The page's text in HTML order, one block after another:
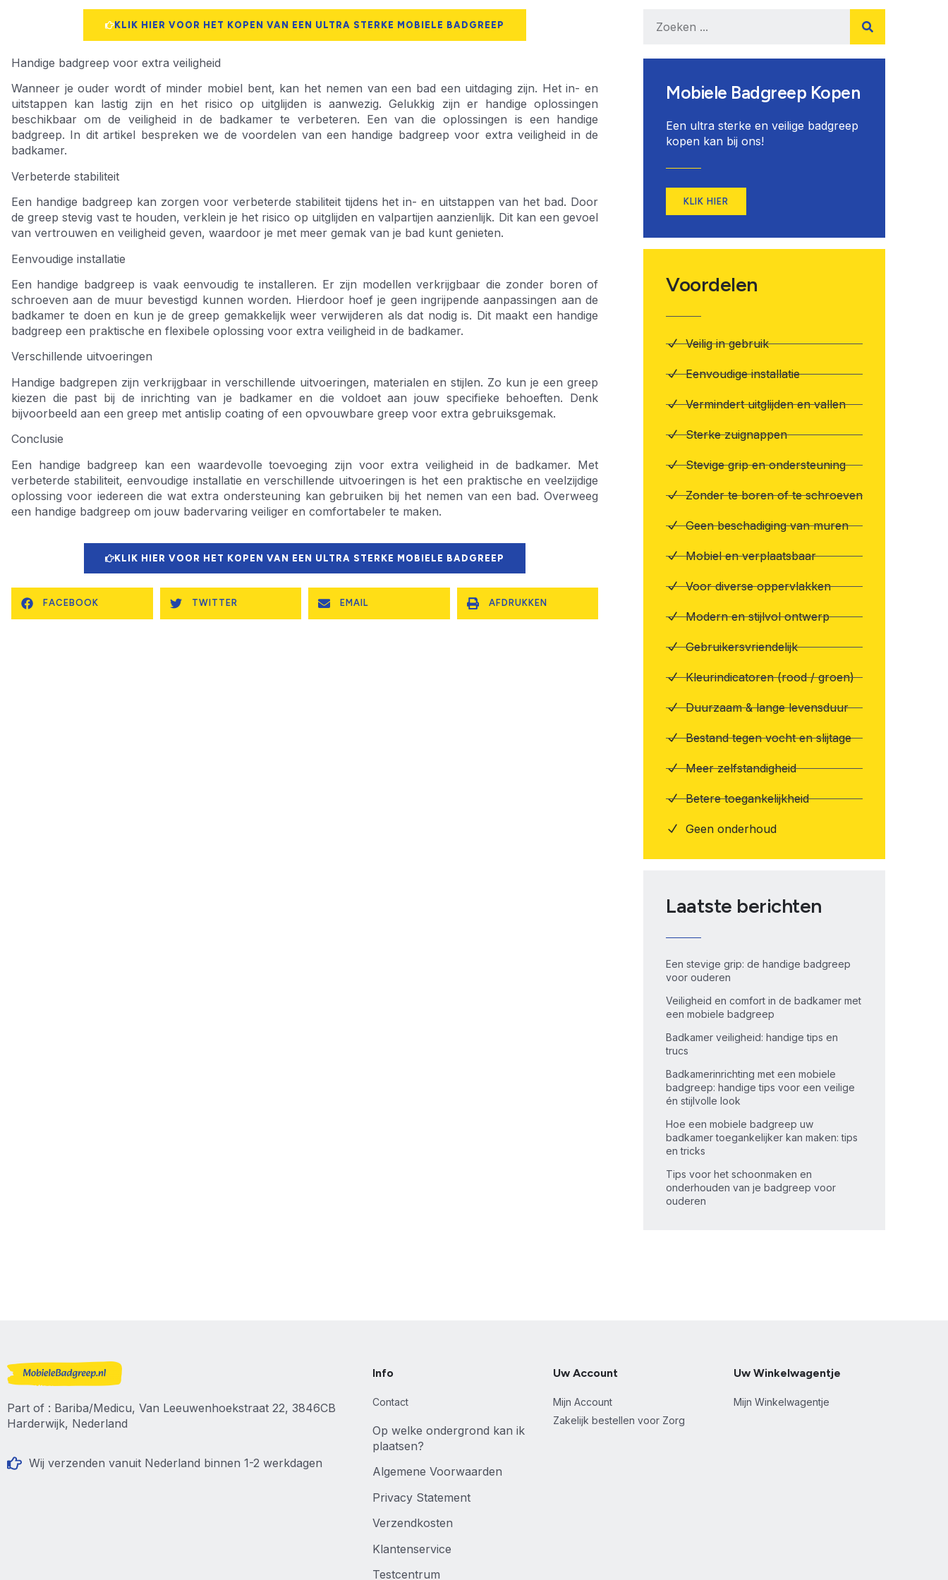
KLIK HIER VOOR HET KOPEN VAN EEN ULTRA STERKE MOBIELE BADGREEP
Handige badgreep voor extra veiligheid
Wanneer je ouder wordt of minder mobiel bent, kan het nemen van een bad een uitdaging zijn. Het in- en
uitstappen kan lastig zijn en het risico op uitglijden is aanwezig. Gelukkig zijn er handige oplossingen
beschikbaar om de veiligheid in de badkamer te verbeteren. Een van die oplossingen is een handige
badgreep. In dit artikel bespreken we de voordelen van een handige badgreep voor extra veiligheid in de
badkamer.
Verbeterde stabiliteit
Een handige badgreep kan zorgen voor verbeterde stabiliteit tijdens het in- en uitstappen van het bad. Door
de greep stevig vast te houden, verklein je het risico op uitglijden en valpartijen aanzienlijk. Dit kan een gevoel
van vertrouwen en veiligheid geven, waardoor je met meer gemak van je bad kunt genieten.
Eenvoudige installatie
Een handige badgreep is vaak eenvoudig te installeren. Er zijn modellen verkrijgbaar die zonder boren of
schroeven aan de muur bevestigd kunnen worden. Hierdoor hoef je geen ingrijpende aanpassingen aan de
badkamer te doen en kun je de greep gemakkelijk weer verwijderen als dat nodig is. Dit maakt een handige
badgreep een praktische en flexibele oplossing voor extra veiligheid in de badkamer.
Verschillende uitvoeringen
Handige badgrepen zijn verkrijgbaar in verschillende uitvoeringen, materialen en stijlen. Zo kun je een greep
kiezen die past bij de inrichting van je badkamer en die voldoet aan jouw specifieke behoeften. Denk
bijvoorbeeld aan een greep met antislip coating of een opvouwbare greep voor extra gebruiksgemak.
Conclusie
Een handige badgreep kan een waardevolle toevoeging zijn voor extra veiligheid in de badkamer. Met
verbeterde stabiliteit, eenvoudige installatie en verschillende uitvoeringen is het een praktische en veelzijdige
oplossing voor iedereen die wat extra ondersteuning kan gebruiken bij het nemen van een bad. Overweeg
een handige badgreep om jouw badervaring veiliger en comfortabeler te maken.
KLIK HIER VOOR HET KOPEN VAN EEN ULTRA STERKE MOBIELE BADGREEP
FACEBOOK TWITTER EMAIL AFDRUKKEN
Mobiele Badgreep Kopen
Een ultra sterke en veilige badgreep
kopen kan bij ons!
KLIK HIER
Voordelen
Veilig in gebruik
Eenvoudige installatie
Vermindert uitglijden en vallen
Sterke zuignappen
Stevige grip en ondersteuning
Zonder te boren of te schroeven
Geen beschadiging van muren
Mobiel en verplaatsbaar
Voor diverse oppervlakken
Modern en stijlvol ontwerp
Gebruikersvriendelijk
Kleurindicatoren (rood / groen)
Duurzaam & lange levensduur
Bestand tegen vocht en slijtage
Meer zelfstandigheid
Betere toegankelijkheid
Geen onderhoud
Laatste berichten
Een stevige grip: de handige badgreep
voor ouderen
Veiligheid en comfort in de badkamer met
een mobiele badgreep
Badkamer veiligheid: handige tips en
trucs
Badkamerinrichting met een mobiele
badgreep: handige tips voor een veilige
én stijlvolle look
Hoe een mobiele badgreep uw
badkamer toegankelijker kan maken: tips
en tricks
Tips voor het schoonmaken en
onderhouden van je badgreep voor
ouderen
Part of : Bariba/Medicu, Van Leeuwenhoekstraat 22, 3846CB
Harderwijk, Nederland
Wij verzenden vanuit Nederland binnen 1-2 werkdagen
Info
Contact
Op welke ondergrond kan ik
plaatsen?
Algemene Voorwaarden
Privacy Statement
Verzendkosten
Klantenservice
Testcentrum
Uw Account
Mijn Account
Zakelijk bestellen voor Zorg
Uw Winkelwagentje
Mijn Winkelwagentje